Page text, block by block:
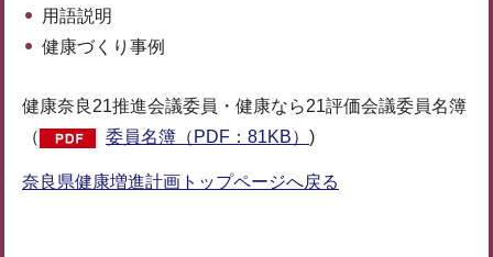
用語説明
健康づくり事例
健康奈良21推進会議委員・健康なら21評価会議委員名簿
（
委員名簿（PDF：81KB） )
奈良県健康増進計画トップページへ戻る